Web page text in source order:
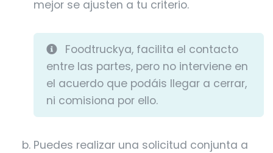
mejor se ajusten a tu criterio.
Foodtruckya, facilita el contacto
entre las partes, pero no interviene en
el acuerdo que podáis llegar a cerrar,
ni comisiona por ello.
Puedes realizar una solicitud conjunta a